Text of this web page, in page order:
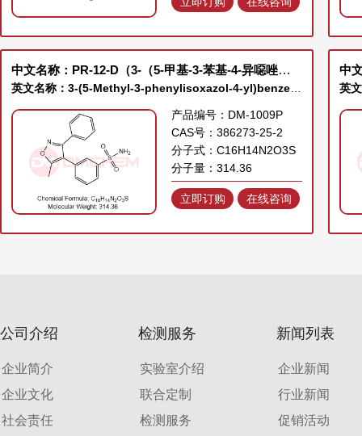
中文名称：PR-12-D（3-（5-甲基-3-苯基-4-异噁唑基）苯磺酰胺）
英文名称：3-(5-Methyl-3-phenylisoxazol-4-yl)benzenesulfonamide
产品编号：DM-1009P
CAS号：386273-25-2
分子式：C16H14N2O3S
分子量：314.36
立即订购 在线咨询
中
公司介绍
企业简介
企业文化
社会责任
检测服务
实验室介绍
联合定制
检测服务
新闻列表
企业新闻
行业新闻
促销活动